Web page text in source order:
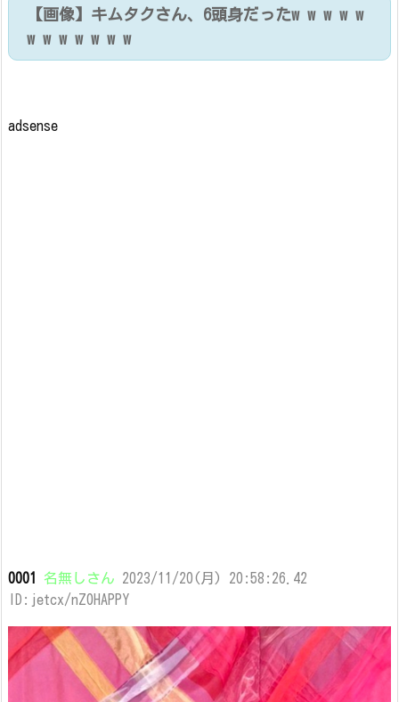
【画像】キムタクさん、6頭身だったw w w w w
w w w w w w w
adsense
0001 名無しさん 2023/11/20(月) 20:58:26.42
ID:jetcx/nZ0HAPPY